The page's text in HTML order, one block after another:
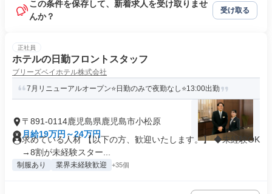
この条件を保存して、新着求人を受け取りませ
んか？
受け取る
正社員
ホテルの日勤フロントスタッフ
ブリーズベイホテル株式会社
7月リニューアルオープン⭐日勤のみで夜勤なし⭐13:00出勤
〒891-0114鹿児島県鹿児島市小松原
月給19万円～24万円
求めている人材 【以下の方、歓迎いたします。】 ◆未経験OK
→8割が未経験スター...
制服あり 業界未経験歓迎 +35個